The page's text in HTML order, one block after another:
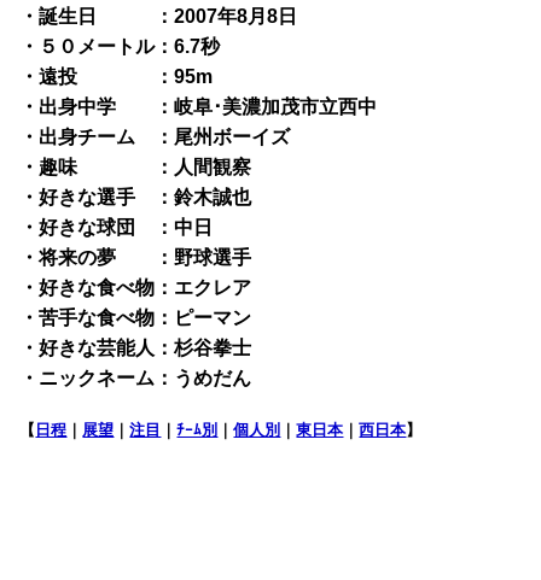
・誕生日 ：2007年8月8日
・５０メートル：6.7秒
・遠投 ：95m
・出身中学 ：岐阜･美濃加茂市立西中
・出身チーム ：尾州ボーイズ
・趣味 ：人間観察
・好きな選手 ：鈴木誠也
・好きな球団 ：中日
・将来の夢 ：野球選手
・好きな食べ物：エクレア
・苦手な食べ物：ピーマン
・好きな芸能人：杉谷拳士
・ニックネーム：うめだん
【 日程 ｜ 展望 ｜注目 ｜ﾁｰﾑ別 ｜個人別 ｜東日本 ｜西日本】